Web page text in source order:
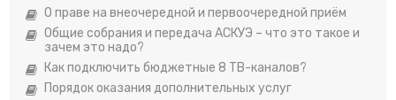
О праве на внеочередной и первоочередной приём
Общие собрания и передача АСКУЭ – что это такое и
зачем это надо?
Как подключить бюджетные 8 ТВ-каналов?
Порядок оказания дополнительных услуг